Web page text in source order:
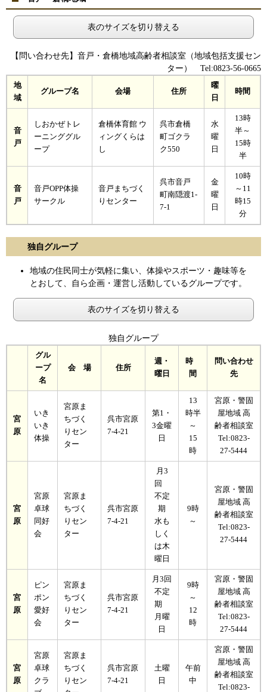
表のサイズを切り替える
【問い合わせ先】音戸・倉橋地域高齢者相談室（地域包括支援セン
ター） Tel:0823-56-0665
地
域
グループ名 会場 住所
曜
日
時間
音
戸
しおかぜトレ
ーニンググル
ープ
倉橋体育館 ウ
ィングくらは
し
呉市倉橋
町ゴクラ
ク550
水
曜
日
13時
半～
15時
半
音
戸
音戸OPP体操
サークル
音戸まちづく
りセンター
呉市音戸
町南隠渡1-
7-1
金
曜
日
10時
～11
時15
分
独自グループ
地域の住民同士が気軽に集い、体操やスポーツ・趣味等を
とおして、自ら企画・運営し活動しているグループです。
表のサイズを切り替える
独自グループ
グル
ープ
名
会 場 住所
週・
曜日
時
間
問い合わせ
先
宮
原
いき
いき
体操
宮原ま
ちづく
りセン
ター
呉市宮原
7-4-21
第1・
3金曜
日
13
時半
～
15
時
宮原・警固
屋地域 高
齢者相談室
Tel:0823-
27-5444
宮
原
宮原
卓球
同好
会
宮原ま
ちづく
りセン
ター
呉市宮原
7-4-21
月3
回
不定
期
水も
しく
は木
曜日
9時
～
宮原・警固
屋地域 高
齢者相談室
Tel:0823-
27-5444
宮
原
ピン
ポン
愛好
会
宮原ま
ちづく
りセン
ター
呉市宮原
7-4-21
月3回
不定
期
月曜
日
9時
～
12
時
宮原・警固
屋地域 高
齢者相談室
Tel:0823-
27-5444
宮
原
宮原
卓球
クラ
宮原ま
ちづく
りセン
呉市宮原
7-4-21
土曜
日
午前
中
宮原・警固
屋地域 高
齢者相談室
Tel:0823-